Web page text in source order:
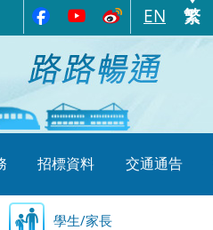
EN 繁
招標資料 交通通告
學生/家長